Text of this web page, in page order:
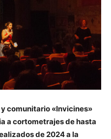
y comunitario «Invicines»
a cortometrajes de hasta
de 2024 a la